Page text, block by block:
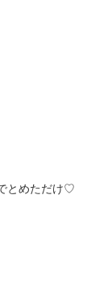
とめただけ♡